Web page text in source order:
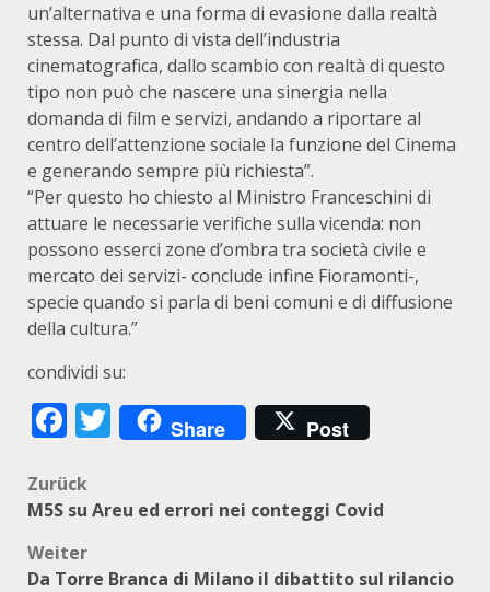
un’alternativa e una forma di evasione dalla realtà
stessa. Dal punto di vista dell’industria
cinematografica, dallo scambio con realtà di questo
tipo non può che nascere una sinergia nella
domanda di film e servizi, andando a riportare al
centro dell’attenzione sociale la funzione del Cinema
e generando sempre più richiesta”.
“Per questo ho chiesto al Ministro Franceschini di
attuare le necessarie verifiche sulla vicenda: non
possono esserci zone d’ombra tra società civile e
mercato dei servizi- conclude infine Fioramonti-,
specie quando si parla di beni comuni e di diffusione
della cultura.”
condividi su:
Facebook
Twitter
Share Post
Beitragsnavigation
Zurück
M5S su Areu ed errori nei conteggi Covid
Weiter
Da Torre Branca di Milano il dibattito sul rilancio